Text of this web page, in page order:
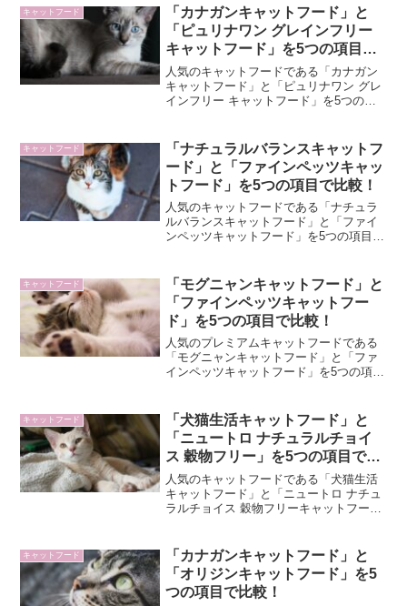
安となる「1.基本情報」「2.価格」「3.安
全性」「4....
キャットフード
「カナガンキャットフード」と
「ピュリナワン グレインフリー
キャットフード」を5つの項目で
比較！
人気のキャットフードである「カナガン
キャットフード」と「ピュリナワン グレ
インフリー キャットフード」を5つの項
基本情報」「2.価格」「3.安全性」「4.動
物性原料」...
キャットフード
「ナチュラルバランスキャットフ
ード」と「ファインペッツキャッ
トフード」を5つの項目で比較！
人気のキャットフードである「ナチュラ
ルバランスキャットフード」と「ファイ
ンペッツキャットフード」を5つの項目で
情報」「2.価格」「3.安全性」「4.動物性
原料」「5....
キャットフード
「モグニャンキャットフード」と
「ファインペッツキャットフー
ド」を5つの項目で比較！
人気のプレミアムキャットフードである
「モグニャンキャットフード」と「ファ
インペッツキャットフード」を5つの項目
本情報」「2.価格」「3.安全性」「4.動物
性原料」「5...
キャットフード
「犬猫生活キャットフード」と
「ニュートロ ナチュラルチョイ
ス 穀物フリー」を5つの項目で比
較！
人気のキャットフードである「犬猫生活
キャットフード」と「ニュートロ ナチュ
ラルチョイス 穀物フリーキャットフー
安となる「1.基本情報」「2.価格」「3.安
全性」「4....
キャットフード
「カナガンキャットフード」と
「オリジンキャットフード」を5
つの項目で比較！